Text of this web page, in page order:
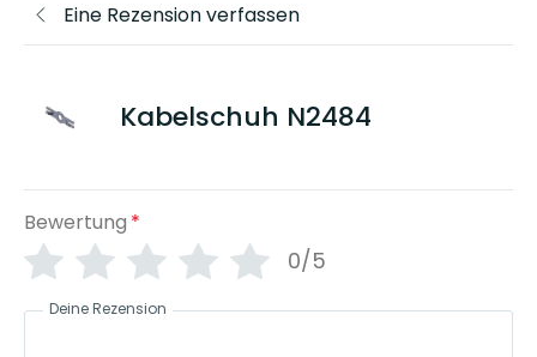
Eine Rezension verfassen
Kabelschuh N2484
Bewertung *
0/5
Deine Rezension